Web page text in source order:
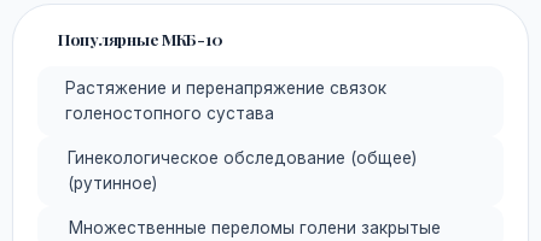
Популярные МКБ-10
Растяжение и перенапряжение связок
голеностопного сустава
Гинекологическое обследование (общее)
(рутинное)
Множественные переломы голени закрытые